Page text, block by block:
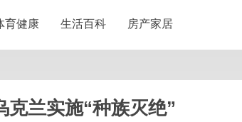
育健康 生活百科 房产家居
兰实施“种族灭绝”